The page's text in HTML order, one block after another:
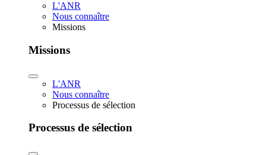
L'ANR
Nous connaître
Missions
Missions
L'ANR
Nous connaître
Processus de sélection
Processus de sélection